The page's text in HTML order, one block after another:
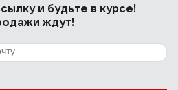
и будьте в курсе!
ждут!